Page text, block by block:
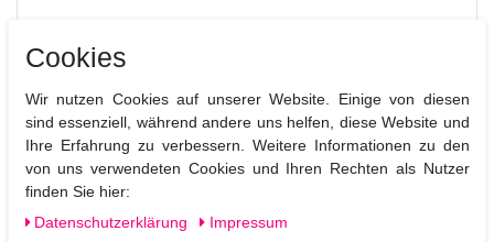
Ähnliche Artikel
Cookies
Wir nutzen Cookies auf unserer Website. Einige von diesen
sind essenziell, während andere uns helfen, diese Website und
Ihre Erfahrung zu verbessern. Weitere Informationen zu den
von uns verwendeten Cookies und Ihren Rechten als Nutzer
finden Sie hier:
Daten­schutz­erklärung
Impressum